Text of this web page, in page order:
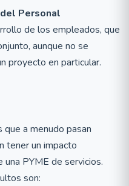
Personal
de los empleados, que
aunque no se
proyecto en particular.
a menudo pasan
tener un impacto
PYME de servicios.
son: